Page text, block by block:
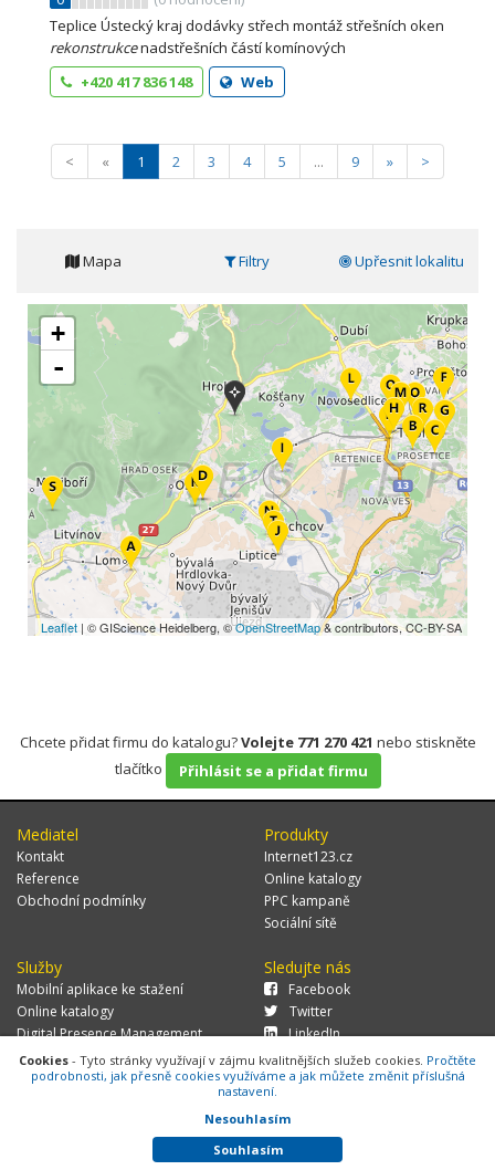
Teplice Ústecký kraj dodávky střech montáž střešních oken
rekonstrukcenadstřešních částí komínových
+420 417 836 148
Web
< « 1 2 3 4 5 ... 9 » >
Mapa Filtry Upřesnit lokalitu
+
-
Leaflet | © GIScience Heidelberg, ©OpenStreetMap& contributors, CC-BY-SA
Chcete přidat firmu do katalogu?Volejte 771 270 421 nebo stiskněte
tlačítko
Přihlásit se a přidat firmu
Mediatel
Kontakt
Reference
Obchodní podmínky
Produkty
Internet123.cz
Online katalogy
PPC kampaně
Sociální sítě
Služby
Mobilní aplikace ke stažení
Online katalogy
Digital Presence Management
Více zákazníků
Sledujte nás
Facebook
Twitter
LinkedIn
© 2026 MEDIATEL CZ, s.r.o.,Za Potokem 46/4, 106 00 Praha 10, tel.:
+420 771 270 421, verze 1.29.0.143,
Cookies
Cookies - Tyto stránky využívají v zájmu kvalitnějších služeb cookies. Pročtěte
podrobnosti, jak přesně cookies využíváme a jak můžete změnit příslušná
nastavení.
Nesouhlasím
Souhlasím